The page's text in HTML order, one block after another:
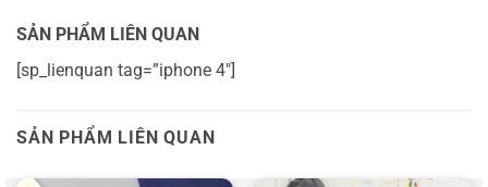
SẢN PHẨM LIÊN QUAN
[sp_lienquan tag=”iphone 4″]
SẢN PHẨM LIÊN QUAN